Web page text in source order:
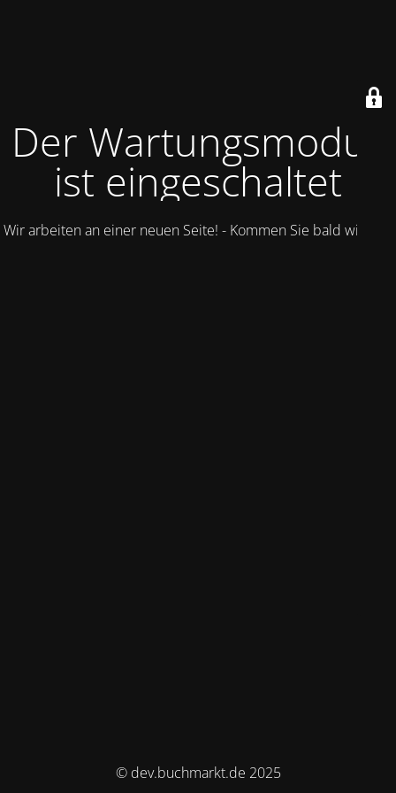
Der Wartungsmodus
ist eingeschaltet
Wir arbeiten an einer neuen Seite! - Kommen Sie bald wieder.
© dev.buchmarkt.de 2025